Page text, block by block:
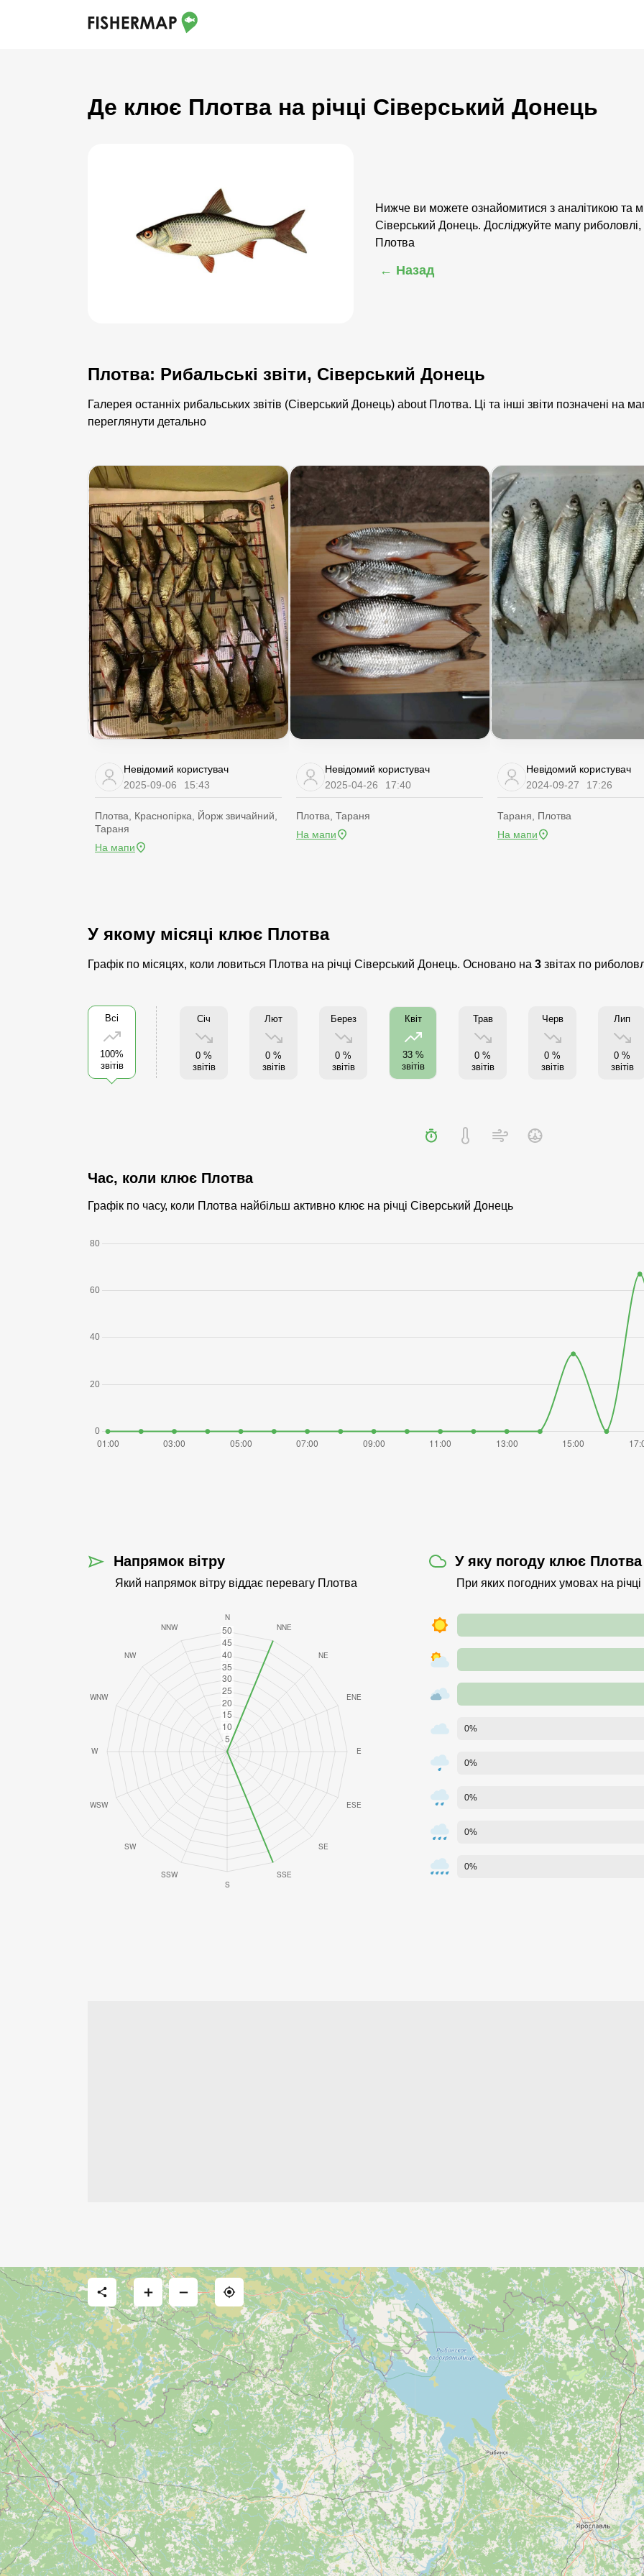
Де клює Плотва на річці Сіверський Донець
Нижче ви можете ознайомитися з аналітикою та
Сіверський Донець. Досліджуйте мапу
Плотва
← Назад
Плотва: Рибальські звіти, Сіверський Донець
Галерея останніх рибальських звітів (Сіверський Донець) about Плотва. Ці та інші звіти позначені на
переглянути детально
Невідомий користувач
2025-09-06
15:43
Плотва, Краснопірка, Йорж звичайний,
Тараня
На мапи
Невідомий користувач
2025-04-26
17:40
Плотва, Тараня
На мапи
Невідомий користувач
2024-09-27
17:26
Тараня, Плотва
На мапи
У якому місяці клює Плотва
Графік по місяцях, коли ловиться Плотва на річці Сіверський Донець. Основано на 3 звітах по
Всі
100%
звітів
Січ
0 %
звітів
Лют
0 %
звітів
Берез
0 %
звітів
Квіт
33 %
звітів
Трав
0 %
звітів
Черв
0 %
звітів
Лип
0 %
звітів
Час, коли клює Плотва
Графік по часу, коли Плотва найбільш активно клює на річці Сіверський Донець
Напрямок вітру
Який напрямок вітру віддає перевагу Плотва
У яку погоду клює Плотва
При яких погодних умовах на
0%
0%
0%
0%
0%